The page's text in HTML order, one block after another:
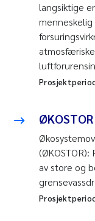
langsiktige
menneskelig
ØKOSTOR
(ØKOSTOR):
av store og